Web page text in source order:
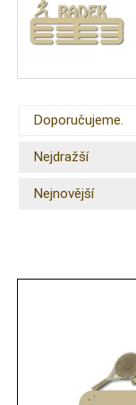
Doporučujeme.
Nejdražší
Nejnovější